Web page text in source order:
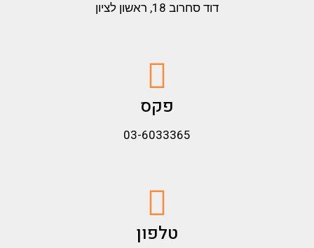
דוד סחרוב 18, ראשון לציון
פקס
03-6033365
טלפון